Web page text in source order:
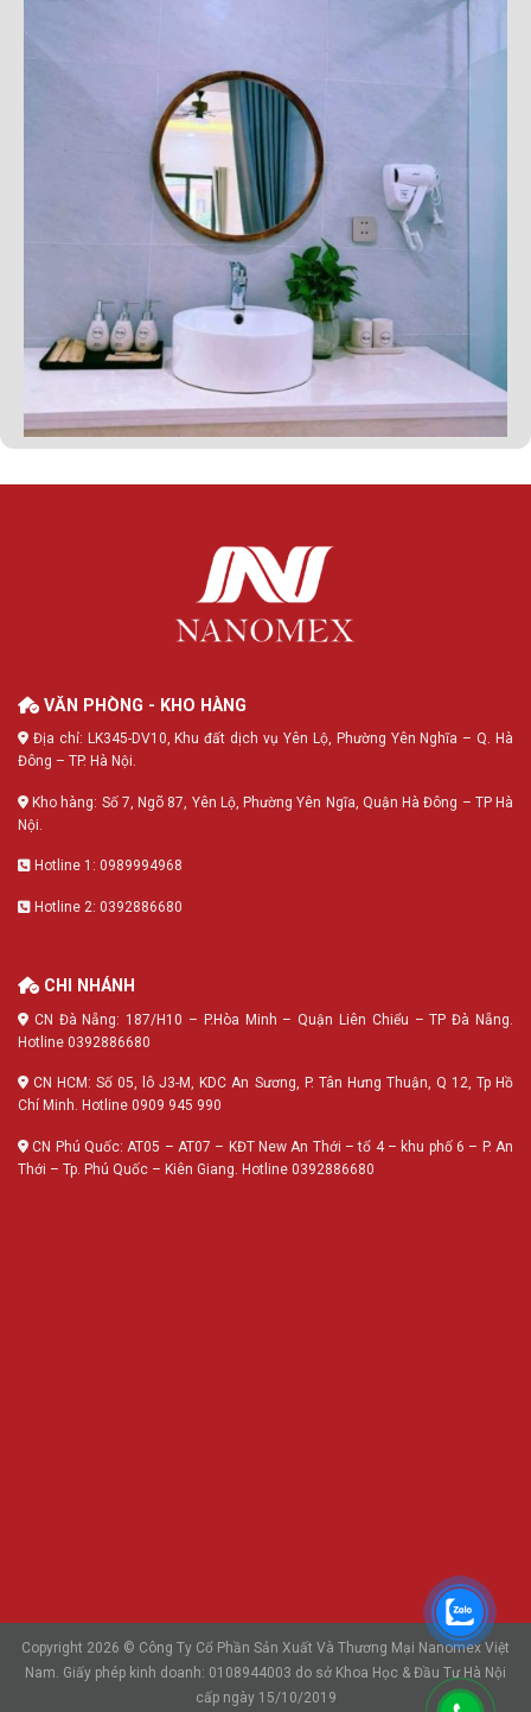
VĂN PHÒNG - KHO HÀNG
Địa chỉ: LK345-DV10, Khu đất dịch vụ Yên Lộ, Phường Yên Nghĩa – Q. Hà
Đông – TP. Hà Nội.
Kho hàng: Số 7, Ngõ 87, Yên Lộ, Phường Yên Ngĩa, Quận Hà Đông – TP Hà
Nội.
Hotline 1: 0989994968
Hotline 2: 0392886680
CHI NHÁNH
CN Đà Nẵng: 187/H10 – P.Hòa Minh – Quận Liên Chiểu – TP Đà Nẵng.
Hotline 0392886680
CN HCM: Số 05, lô J3-M, KDC An Sương, P. Tân Hưng Thuận, Q 12, Tp Hồ
Chí Minh. Hotline 0909 945 990
CN Phú Quốc: AT05 – AT07 – KĐT New An Thới – tổ 4 – khu phố 6 – P. An
Thới – Tp. Phú Quốc – Kiên Giang. Hotline 0392886680
Copyright 2026 © Công Ty Cổ Phần Sản Xuất Và Thương Mại Nanomex Việt
Nam. Giấy phép kinh doanh: 0108944003 do sở Khoa Học & Đầu Tư Hà Nội
cấp ngày 15/10/2019